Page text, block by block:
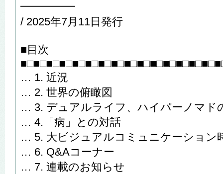
━━━━━
/ 2025年7月11日発行
■目次
… 1. 近況
… 2. 世界の俯瞰図
… 3. デュアルライフ、ハイパーノマド
… 4.「病」との対話
… 5. 大ビジュアルコミュニケーション
… 6. Q&Aコーナー
… 7. 連載のお知らせ